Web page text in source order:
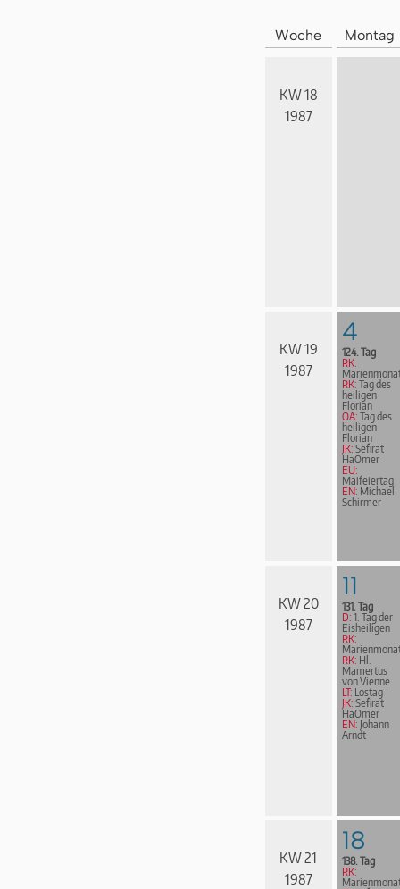
Woche Montag
KW 18
1987
KW 19
1987
4
124. Tag
RK:
RK: Tag des
heiligen
Florian
OA: Tag des
heiligen
Florian
JK: Sefirat
HaOmer
EU:
Maifeiertag
EN: Michael
Schirmer
KW 20
1987
11
131. Tag
D: 1. Tag der
Eisheiligen
RK:
RK: Hl.
Mamertus
von Vienne
LT: Lostag
JK: Sefirat
HaOmer
EN: Johann
Arndt
KW 21
1987
18
138. Tag
RK: